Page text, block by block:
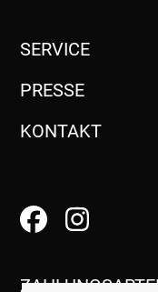
SERVICE
PRESSE
KONTAKT